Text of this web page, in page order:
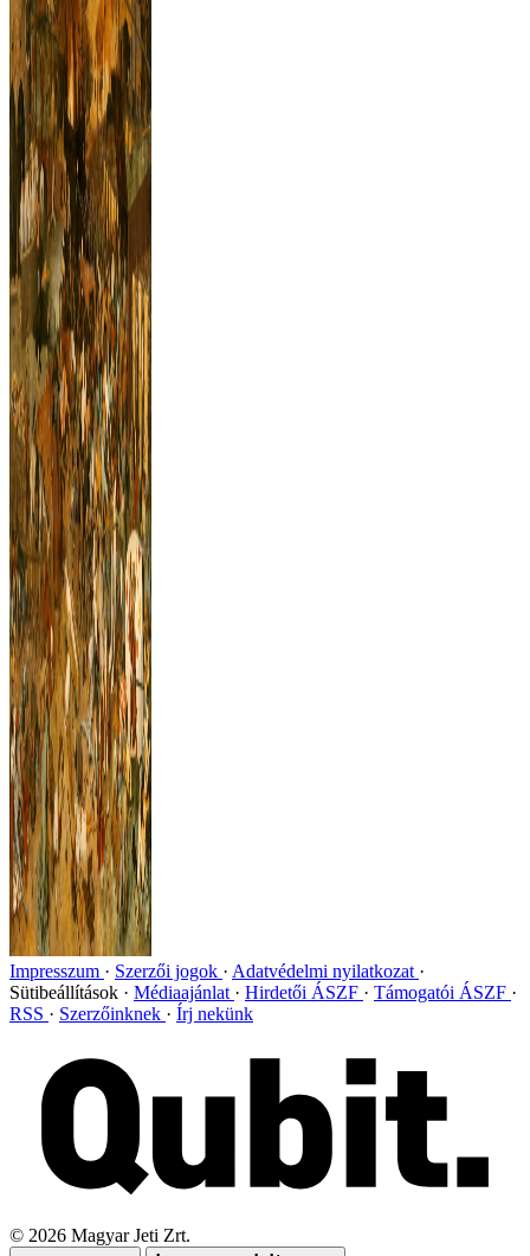
Impresszum Szerzői jogok
Adatvédelmi nyilatkozat
Sütibeállítások
Médiaajánlat Hirdetői ÁSZF
Támogatói ÁSZF
RSS
Szerzőinknek Írj nekünk
© 2026 Magyar Jeti Zrt.